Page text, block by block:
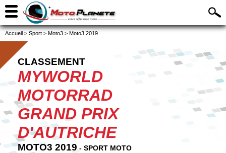
Accueil > Sport > Moto3 > Moto3 2019
CLASSEMENT
MYWORLD
MOTORRAD
GRAND PRIX
D'AUTRICHE
MOTO3 2019 - SPORT MOTO